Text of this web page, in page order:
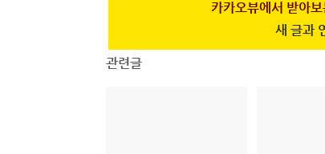
카카오뷰에서 받아
새 글과
관련글